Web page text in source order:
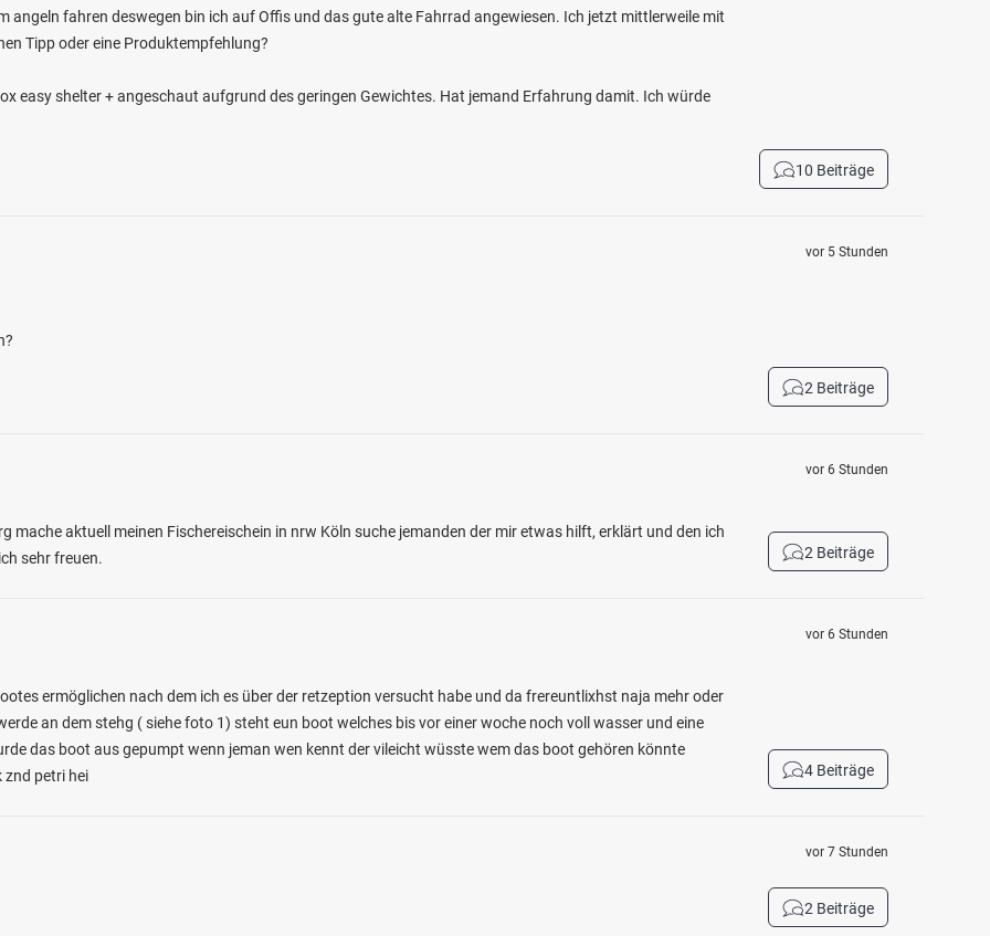
angeln fahren deswegen bin ich auf Offis und das gute alte Fahrrad angewiesen. Ich jetzt mittlerweile mit
Tipp oder eine Produktempfehlung?
easy shelter + angeschaut aufgrund des geringen Gewichtes. Hat jemand Erfahrung damit. Ich würde
10 Beiträge
vor 5 Stunden
2 Beiträge
mache aktuell meinen Fischereischein in nrw Köln suche jemanden der mir etwas hilft, erklärt und den ich
sehr freuen.
vor 6 Stunden
2 Beiträge
ermöglichen nach dem ich es über der retzeption versucht habe und da frereuntlixhst naja mehr oder
an dem stehg ( siehe foto 1) steht eun boot welches bis vor einer woche noch voll wasser und eine
das boot aus gepumpt wenn jeman wen kennt der vileicht wüsste wem das boot gehören könnte
znd petri hei
vor 6 Stunden
4 Beiträge
vor 7 Stunden
2 Beiträge